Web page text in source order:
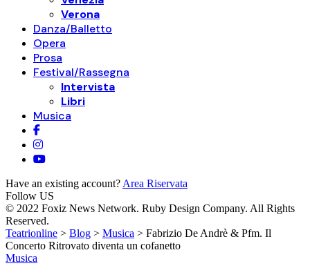
Verona
Danza/Balletto
Opera
Prosa
Festival/Rassegna
Intervista
Libri
Musica
Have an existing account? Area Riservata
Follow US
© 2022 Foxiz News Network. Ruby Design Company. All Rights
Reserved.
Teatrionline > Blog > Musica > Fabrizio De Andrè & Pfm. Il
Concerto Ritrovato diventa un cofanetto
Musica